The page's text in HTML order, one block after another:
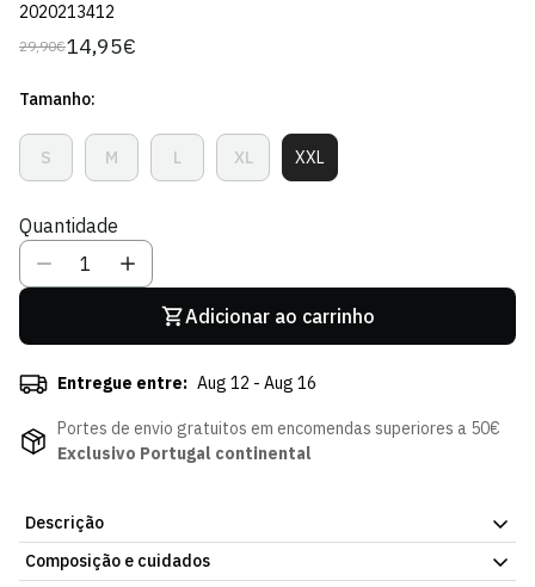
2020213412
Preço
29,90€
Preço
venda
14,95€
Tamanho:
SVariante
Esgotada
Indisponível
MVariante
Esgotada
Indisponível
LVariante
Esgotada
XL
Variante
Esgotada
XXLVariante
Esgotada
Quantidade
Adicionar ao carrinho
Entregue entre: Aug 12 - Aug 16
Portes de envio gratuitos em encomendas superiores a 50€
Exclusivo Portugal continental
Descrição
Simples e inconfundível. A T-shirt Swoosh Branca do Sporting CP
Composição e cuidados